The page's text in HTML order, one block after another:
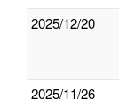
2025/12/20
2025/11/26